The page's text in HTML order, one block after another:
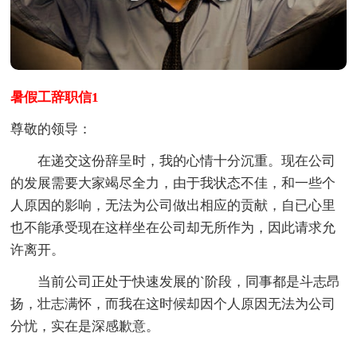
暑假工辞职信1
尊敬的领导：
在递交这份辞呈时，我的心情十分沉重。现在公司
的发展需要大家竭尽全力，由于我状态不佳，和一些个
人原因的影响，无法为公司做出相应的贡献，自已心里
也不能承受现在这样坐在公司却无所作为，因此请求允
许离开。
当前公司正处于快速发展的`阶段，同事都是斗志昂
扬，壮志满怀，而我在这时候却因个人原因无法为公司
分忧，实在是深感歉意。